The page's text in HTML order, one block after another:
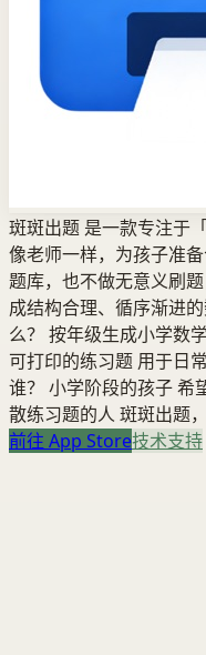
斑斑出题 是一款专注于
像老师一样，为孩子准
题库，也不做无意义刷
成结构合理、循序渐进
么？ 按年级生成小学数
可打印的练习题 用于日
谁？ 小学阶段的孩子 希
散练习题的人 斑斑出题
前往 App Store技术支持